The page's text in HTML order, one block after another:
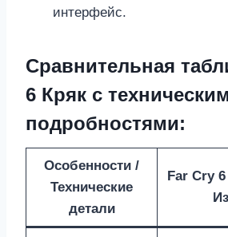
интерфейс.
Сравнительная
6 Кряк с
подробностями:
Особенности /
Технические
детали
Far Cry